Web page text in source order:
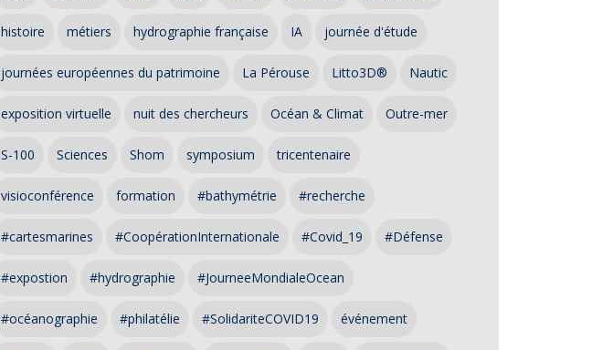
histoire métiers hydrographie française IA journée d'étude
journées européennes du patrimoine La Pérouse Litto3D® Nautic
exposition virtuelle nuit des chercheurs Océan & Climat Outre-mer
S-100 Sciences Shom symposium tricentenaire
visioconférence formation #bathymétrie #recherche
#cartesmarines #CoopérationInternationale #Covid_19 #Défense
#expostion #hydrographie #JourneeMondialeOcean
#océanographie #philatélie #SolidariteCOVID19 événement